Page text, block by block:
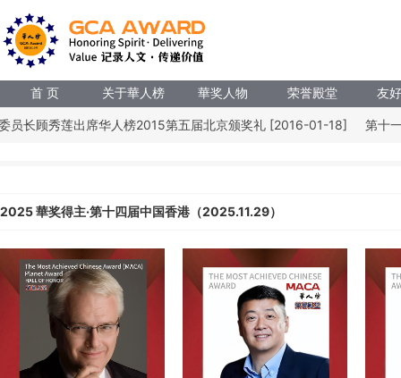
首 页 关于華人榜 華奖人物 荣誉殿堂 友
员长顾秀莲出席华人榜2015第五届北京颁奖礼 [2016-01-18] 第十
2025 華奖得主·第十四届中国香港（2025.11.29）